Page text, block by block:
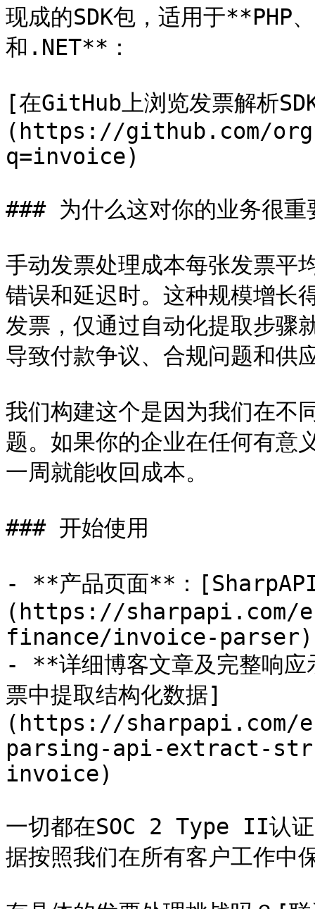
现成的SDK包，适用于
和.NET**：
[在GitHub上浏览发票解析
(https://github.com/
q=invoice)
### 为什么这对你的业务很重
手动发票处理成本每张发票平
错误和延迟时。这种规模增长
发票，仅通过自动化提取步骤
导致付款争议、合规问题和供
我们构建这个是因为我们在不
题。如果你的企业在任何有意
一周就能收回成本。
### 开始使用
- **产品页面**：
(https://sharpapi.com/
finance/invoice-parser)
- **详细博客文章及完整响
票中提取结构化数据]
(https://sharpapi.com/
parsing-api-extract-
invoice)
一切都在SOC 2 Type II认证
据按照我们在所有客户工作中